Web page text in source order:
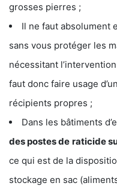
grosses pierres ;
Il ne faut absolument
sans vous protéger les
nécessitant
faut donc faire usage
récipients propres ;
Dans les bâtiments
des postes de raticide
ce qui est de la
stockage en sac